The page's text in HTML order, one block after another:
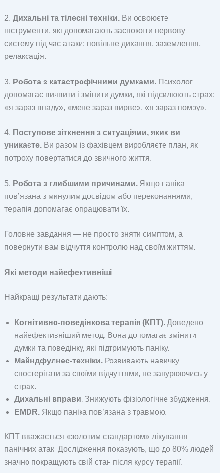
2. Дихальні та тілесні техніки.Ви освоюєте
інструменти, які допомагають заспокоїти нервову
систему під час атаки: повільне дихання, заземлення,
релаксація.
3. Робота з катастрофічними думками.Психолог
допомагає виявити і змінити думки, які підсилюють страх:
«я зараз впаду», «мене зараз вирве», «я зараз помру».
4. Поступове зіткнення з ситуаціями, яких ви
уникаєте.Ви разом із фахівцем виробляєте план, як
потроху повертатися до звичного життя.
5. Робота з глибшими причинами.Якщо паніка
пов’язана з минулим досвідом або переконаннями,
терапія допомагає опрацювати їх.
Головне завдання — не просто зняти симптом, а
повернути вам відчуття контролю над своїм життям.
Які методи найефективніші
Найкращі результати дають:
Когнітивно-поведінкова терапія (КПТ).Доведено
найефективніший метод. Вона допомагає змінити
думки та поведінку, які підтримують паніку.
Майндфулнес-техніки.Розвивають навичку
спостерігати за своїми відчуттями, не занурюючись у
страх.
Дихальні вправи.Знижують фізіологічне збудження.
EMDR.Якщо паніка пов’язана з травмою.
КПТ вважається «золотим стандартом» лікування
панічних атак. Дослідження показують, що до 80% людей
значно покращують свій стан після курсу терапії.